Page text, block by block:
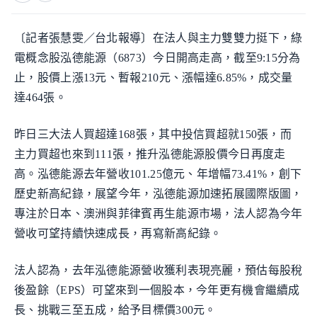
〔記者張慧雯／台北報導〕在法人與主力雙雙力挺下，綠
電概念股泓德能源（6873）今日開高走高，截至9:15分為
止，股價上漲13元、暫報210元、漲幅達6.85%，成交量
達464張。
昨日三大法人買超達168張，其中投信買超就150張，而
主力買超也來到111張，推升泓德能源股價今日再度走
高。泓德能源去年營收101.25億元、年增幅73.41%，創下
歷史新高紀錄，展望今年，泓德能源加速拓展國際版圖，
專注於日本、澳洲與菲律賓再生能源市場，法人認為今年
營收可望持續快速成長，再寫新高紀錄。
法人認為，去年泓德能源營收獲利表現亮麗，預估每股稅
後盈餘（EPS）可望來到一個股本，今年更有機會繼續成
長、挑戰三至五成，給予目標價300元。